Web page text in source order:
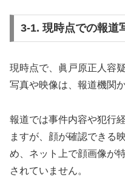
3-1. 現時点での報道
現時点で、眞戸原正人容
写真や映像は、報道機関
報道では事件内容や犯行
ますが、顔が確認できる
め、ネット上で顔画像が
されていません。